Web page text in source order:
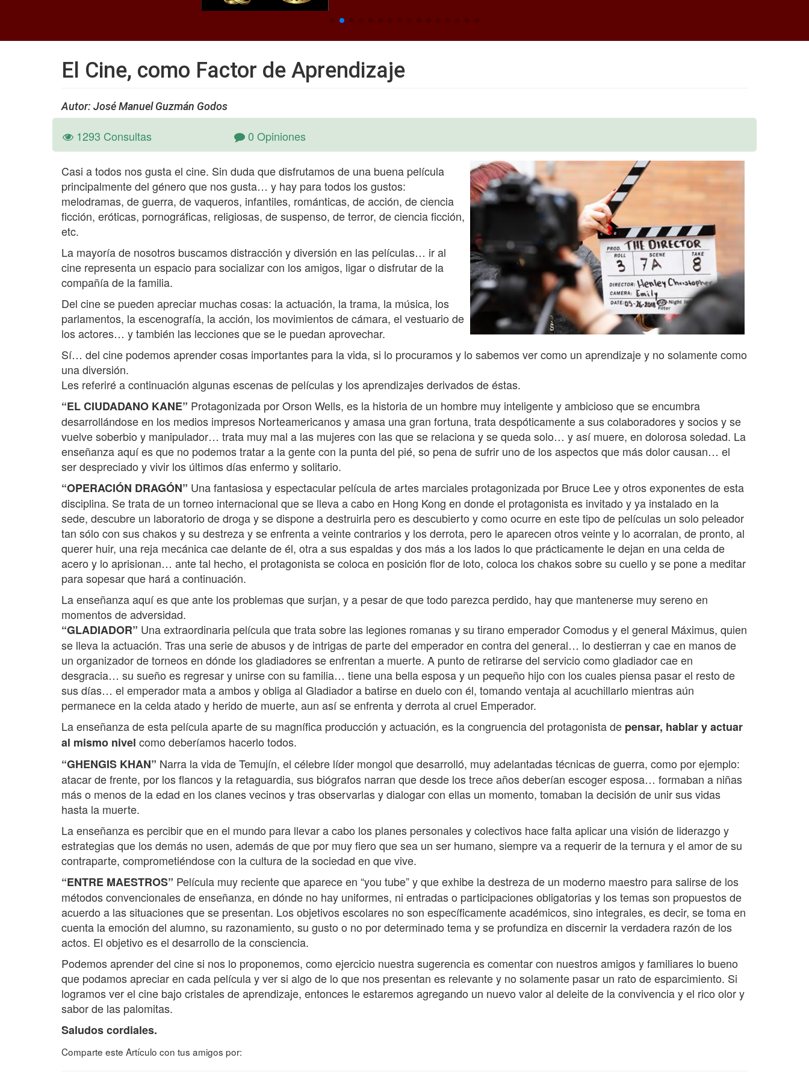
El Cine, como Factor de Aprendizaje
Autor: José Manuel Guzmán Godos
1293 Consultas 0 Opiniones
Casi a todos nos gusta el cine. Sin duda que disfrutamos de una buena película
principalmente del género que nos gusta… y hay para todos los gustos:
melodramas, de guerra, de vaqueros, infantiles, románticas, de acción, de ciencia
ficción, eróticas, pornográficas, religiosas, de suspenso, de terror, de ciencia ficción,
etc.
La mayoría de nosotros buscamos distracción y diversión en las películas… ir al
cine representa un espacio para socializar con los amigos, ligar o disfrutar de la
compañía de la familia.
Del cine se pueden apreciar muchas cosas: la actuación, la trama, la música, los
parlamentos, la escenografía, la acción, los movimientos de cámara, el vestuario de
los actores… y también las lecciones que se le puedan aprovechar.
Sí… del cine podemos aprender cosas importantes para la vida, si lo procuramos y lo sabemos ver como un aprendizaje y no solamente como
una diversión.
Les referiré a continuación algunas escenas de películas y los aprendizajes derivados de éstas.
“EL CIUDADANO KANE” Protagonizada por Orson Wells, es la historia de un hombre muy inteligente y ambicioso que se encumbra
desarrollándose en los medios impresos Norteamericanos y amasa una gran fortuna, trata despóticamente a sus colaboradores y socios y se
vuelve soberbio y manipulador… trata muy mal a las mujeres con las que se relaciona y se queda solo… y así muere, en dolorosa soledad. La
enseñanza aquí es que no podemos tratar a la gente con la punta del pié, so pena de sufrir uno de los aspectos que más dolor causan… el
ser despreciado y vivir los últimos días enfermo y solitario.
“OPERACIÓN DRAGÓN” Una fantasiosa y espectacular película de artes marciales protagonizada por Bruce Lee y otros exponentes de esta
disciplina. Se trata de un torneo internacional que se lleva a cabo en Hong Kong en donde el protagonista es invitado y ya instalado en la
sede, descubre un laboratorio de droga y se dispone a destruirla pero es descubierto y como ocurre en este tipo de películas un solo peleador
tan sólo con sus chakos y su destreza y se enfrenta a veinte contrarios y los derrota, pero le aparecen otros veinte y lo acorralan, de pronto, al
querer huir, una reja mecánica cae delante de él, otra a sus espaldas y dos más a los lados lo que prácticamente le dejan en una celda de
acero y lo aprisionan… ante tal hecho, el protagonista se coloca en posición flor de loto, coloca los chakos sobre su cuello y se pone a meditar
para sopesar que hará a continuación.
La enseñanza aquí es que ante los problemas que surjan, y a pesar de que todo parezca perdido, hay que mantenerse muy sereno en
momentos de adversidad.
“GLADIADOR” Una extraordinaria película que trata sobre las legiones romanas y su tirano emperador Comodus y el general Máximus, quien
se lleva la actuación. Tras una serie de abusos y de intrigas de parte del emperador en contra del general… lo destierran y cae en manos de
un organizador de torneos en dónde los gladiadores se enfrentan a muerte. A punto de retirarse del servicio como gladiador cae en
desgracia… su sueño es regresar y unirse con su familia… tiene una bella esposa y un pequeño hijo con los cuales piensa pasar el resto de
sus días… el emperador mata a ambos y obliga al Gladiador a batirse en duelo con él, tomando ventaja al acuchillarlo mientras aún
permanece en la celda atado y herido de muerte, aun así se enfrenta y derrota al cruel Emperador.
La enseñanza de esta película aparte de su magnífica producción y actuación, es la congruencia del protagonista de pensar, hablar y actuar
al mismo nivel como deberíamos hacerlo todos.
“GHENGIS KHAN” Narra la vida de Temujín, el célebre líder mongol que desarrolló, muy adelantadas técnicas de guerra, como por ejemplo:
atacar de frente, por los flancos y la retaguardia, sus biógrafos narran que desde los trece años deberían escoger esposa… formaban a niñas
más o menos de la edad en los clanes vecinos y tras observarlas y dialogar con ellas un momento, tomaban la decisión de unir sus vidas
hasta la muerte.
La enseñanza es percibir que en el mundo para llevar a cabo los planes personales y colectivos hace falta aplicar una visión de liderazgo y
estrategias que los demás no usen, además de que por muy fiero que sea un ser humano, siempre va a requerir de la ternura y el amor de su
contraparte, comprometiéndose con la cultura de la sociedad en que vive.
“ENTRE MAESTROS” Película muy reciente que aparece en “you tube” y que exhibe la destreza de un moderno maestro para salirse de los
métodos convencionales de enseñanza, en dónde no hay uniformes, ni entradas o participaciones obligatorias y los temas son propuestos de
acuerdo a las situaciones que se presentan. Los objetivos escolares no son específicamente académicos, sino integrales, es decir, se toma en
cuenta la emoción del alumno, su razonamiento, su gusto o no por determinado tema y se profundiza en discernir la verdadera razón de los
actos. El objetivo es el desarrollo de la consciencia.
Podemos aprender del cine si nos lo proponemos, como ejercicio nuestra sugerencia es comentar con nuestros amigos y familiares lo bueno
que podamos apreciar en cada película y ver si algo de lo que nos presentan es relevante y no solamente pasar un rato de esparcimiento. Si
logramos ver el cine bajo cristales de aprendizaje, entonces le estaremos agregando un nuevo valor al deleite de la convivencia y el rico olor y
sabor de las palomitas.
Saludos cordiales.
Comparte este Artículo con tus amigos por: